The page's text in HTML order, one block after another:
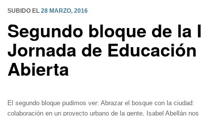
SUBIDO EL 28 MARZO, 2016
Segundo bloque de la I
Jornada de Educación
Abierta
El segundo bloque pudimos ver: Abrazar el bosque con la ciudad:
colaboración en un proyecto urbano de la gente, Isabel Abellán nos